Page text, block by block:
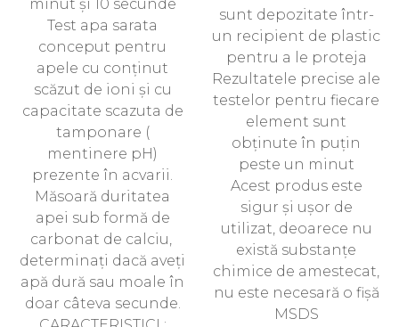
minut și 10 secunde
Test apa sarata
conceput pentru
apele cu conținut
scăzut de ioni și cu
capacitate scazuta de
tamponare (
mentinere pH)
prezente în acvarii.
Măsoară duritatea
apei sub formă de
carbonat de calciu,
determinați dacă aveți
apă dură sau moale în
doar câteva secunde.
sunt depozitate într-
un recipient de plastic
pentru a le proteja
Rezultatele precise ale
testelor pentru fiecare
element sunt
obținute în puțin
peste un minut
Acest produs este
sigur și ușor de
utilizat, deoarece nu
există substanțe
chimice de amestecat,
nu este necesară o fișă
MSDS